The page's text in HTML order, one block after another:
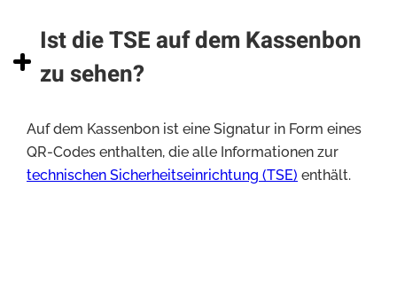
Ist die TSE auf dem Kassenbon
zu sehen?
Auf dem Kassenbon ist eine Signatur in Form eines
QR-Codes enthalten, die alle Informationen zur
technischen Sicherheitseinrichtung (TSE) enthält.